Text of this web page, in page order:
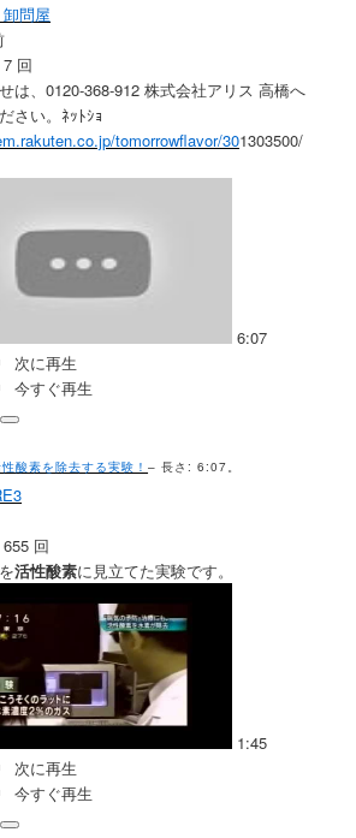
問屋
回
は、0120-368-912 株式会社アリス 高橋へ
さい。ﾈｯﾄｼｮ
tomorrowflavor/301303500/
6:07
次に再生
今すぐ再生
酸素を除去する実験！– 長さ: 6:07。
回
活性酸素に見立てた実験です。
1:45
次に再生
今すぐ再生